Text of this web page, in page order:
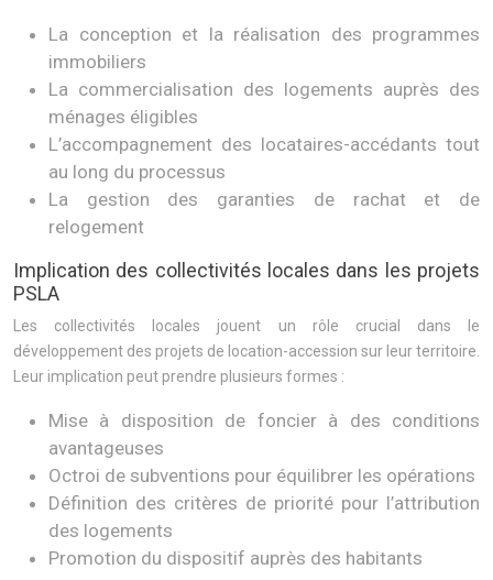
La conception et la réalisation des programmes
immobiliers
La commercialisation des logements auprès des
ménages éligibles
L’accompagnement des locataires-accédants tout
au long du processus
La gestion des garanties de rachat et de
relogement
Implication des collectivités locales dans les projets
PSLA
Les collectivités locales jouent un rôle crucial dans le
développement des projets de location-accession sur leur territoire.
Leur implication peut prendre plusieurs formes :
Mise à disposition de foncier à des conditions
avantageuses
Octroi de subventions pour équilibrer les opérations
Définition des critères de priorité pour l’attribution
des logements
Promotion du dispositif auprès des habitants